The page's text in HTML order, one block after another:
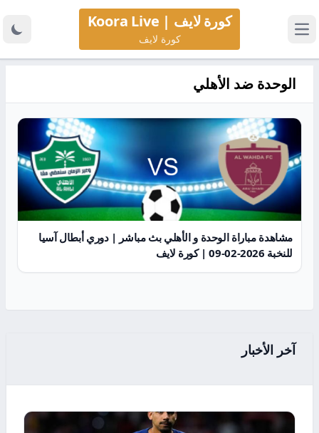
كورة لايف | Koora Live
كورة لايف
الوحدة ضد الأهلي
مشاهدة مباراة الوحدة و الأهلي بث مباشر | دوري أبطال آسيا
للنخبة 2026-02-09 | كورة لايف
آخر الأخبار